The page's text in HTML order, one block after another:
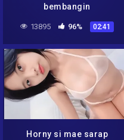
bembangin
13895 96% 02:41
Horny si mae sarap